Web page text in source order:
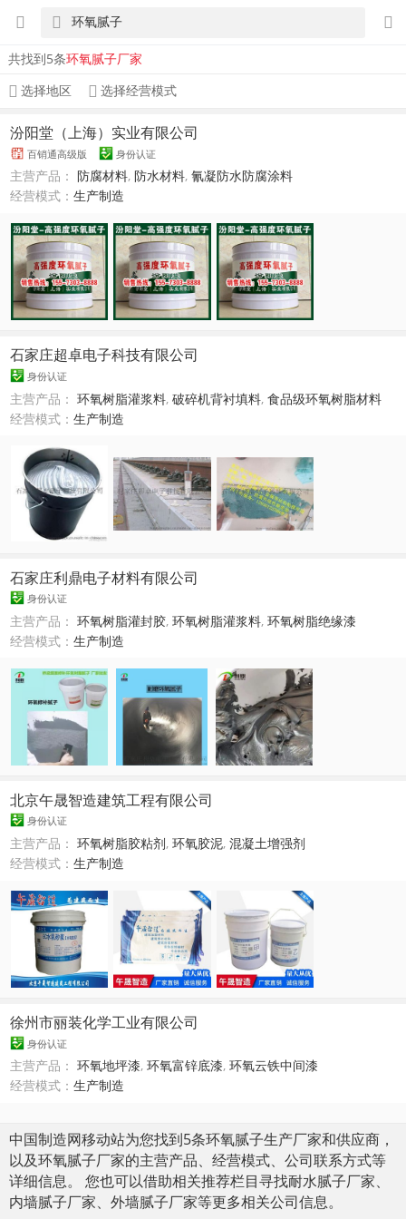
共找到5条环氧腻子厂家
选择地区
选择经营模式
汾阳堂（上海）实业有限公司
百销通高级版 身份认证
主营产品：防腐材料,防水材料,氰凝防水防腐涂料
经营模式：生产制造
石家庄超卓电子科技有限公司
身份认证
主营产品：环氧树脂灌浆料,破碎机背衬填料,食品级环氧树脂材料
经营模式：生产制造
石家庄利鼎电子材料有限公司
身份认证
主营产品：环氧树脂灌封胶,环氧树脂灌浆料,环氧树脂绝缘漆
经营模式：生产制造
北京午晟智造建筑工程有限公司
身份认证
主营产品：环氧树脂胶粘剂,环氧胶泥,混凝土增强剂
经营模式：生产制造
徐州市丽装化学工业有限公司
身份认证
主营产品：环氧地坪漆,环氧富锌底漆,环氧云铁中间漆
经营模式：生产制造
中国制造网移动站为您找到5条环氧腻子生产厂家和供应商，
以及环氧腻子厂家的主营产品、经营模式、公司联系方式等
详细信息。 您也可以借助相关推荐栏目寻找耐水腻子厂家、
内墙腻子厂家、外墙腻子厂家等更多相关公司信息。